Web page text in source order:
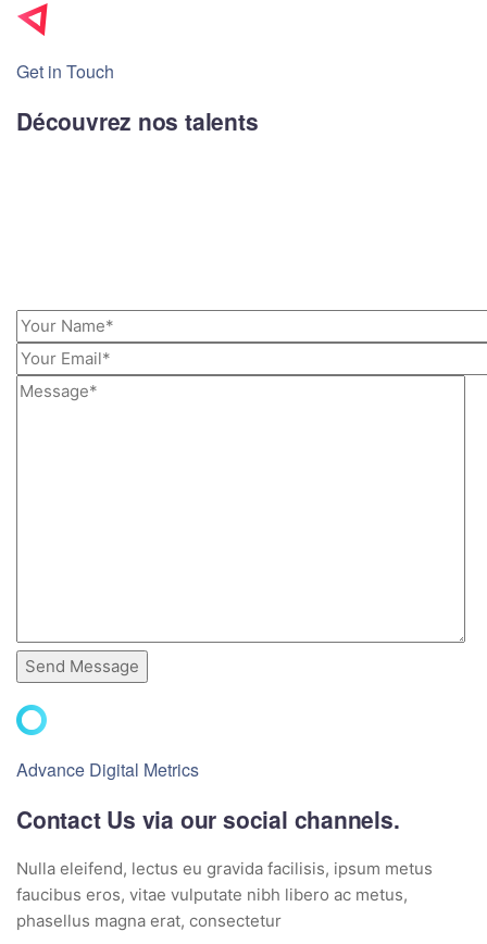
Get in Touch
Découvrez nos talents
Advance Digital Metrics
Contact Us via our social channels.
Nulla eleifend, lectus eu gravida facilisis, ipsum metus
faucibus eros, vitae vulputate nibh libero ac metus,
phasellus magna erat, consectetur